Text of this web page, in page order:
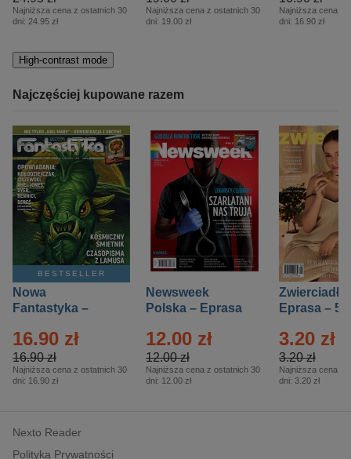
Najniższa cena z ostatnich 30
dni: 24.95 zł
Najniższa cena z ostatnich 30
dni: 19.00 zł
Najniższa cena z
dni: 16.90 zł
High-contrast mode
Najczęściej kupowane razem
BESTSELLER
Nowa
Fantastyka –
16.90 zł
16.90 zł
Najniższa cena z ostatnich 30
dni: 16.90 zł
Newsweek
Polska – Eprasa
12.00 zł
12.00 zł
Najniższa cena z ostatnich 30
dni: 12.00 zł
Zwierciadło
Eprasa – 5/
3.20 zł
3.20 zł
Najniższa cena z
dni: 3.20 zł
Nexto Reader
Polityka Prywatności